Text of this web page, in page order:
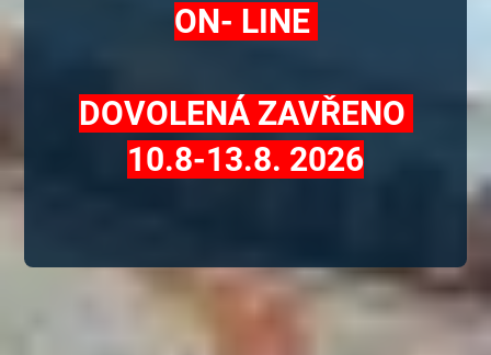
ON- LINE
DOVOLENÁ ZAVŘENO
10.8-13.8. 2026